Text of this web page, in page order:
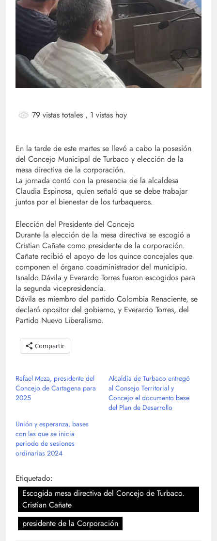
79 vistas totales , 1 vistas hoy
En la tarde de este martes se llevó a cabo la posesión
del Concejo Municipal de Turbaco y elección de la
mesa directiva de la corporación.
La jornada contó con la presencia de la alcaldesa
Claudia Espinosa, quien señaló que se debe trabajar
juntos por el bienestar de los turbaqueros.
Elección del Presidente del Concejo
Durante la elección de la mesa directiva se escogió a
Cristian Cañate como presidente de la corporación.
Cañate recibió el apoyo de los quince concejales que
componen el órgano coadministrador del municipio.
Isnaldo Dávila y Everardo Torres fueron escogidos para
la segunda vicepresidencia.
Dávila es miembro del partido Colombia Renaciente, se
declaró opositor del gobierno, y Everardo Torres, del
Partido Nuevo Liberalismo.
Compartir
Rafael Meza, presidente del
Concejo de Cartagena para
2025
Alcaldía de Turbaco entregó
al Consejo Territorial y
Concejo el documento base
del Plan de Desarrollo
Unión y esperanza, bases
con las que se inicia
periodo de sesiones
ordinarias 2024
Etiquetado:
Escogida mesa directiva del Concejo de Turbaco.
Cristian Cañate
presidente de la Corporación